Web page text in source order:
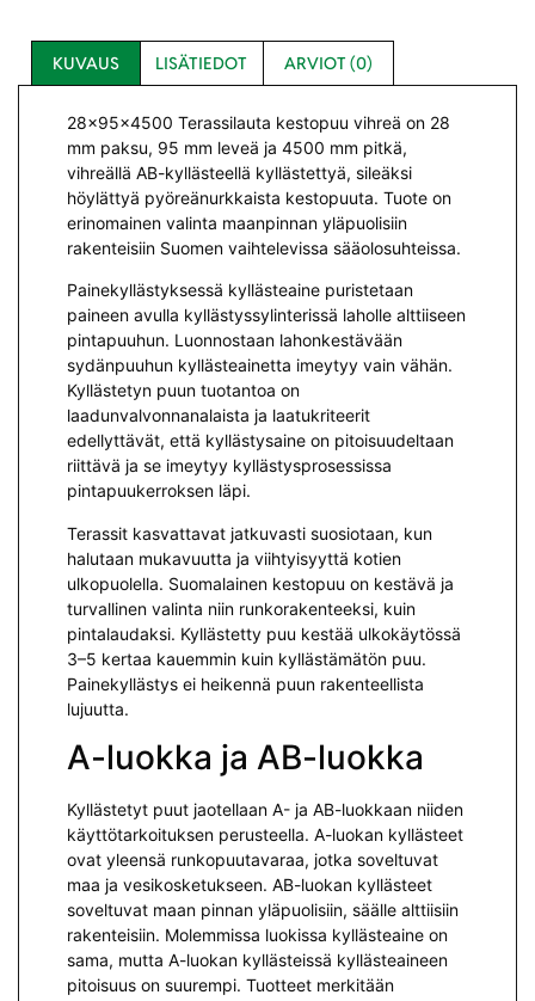
KUVAUS LISÄTIEDOT ARVIOT (0)
28x95x4500 Terassilauta kestopuu vihreä on 28
mm paksu, 95 mm leveä ja 4500 mm pitkä,
vihreällä AB-kyllästeellä kyllästettyä, sileäksi
höylättyä pyöreänurkkaista kestopuuta. Tuote on
erinomainen valinta maanpinnan yläpuolisiin
rakenteisiin Suomen vaihtelevissa sääolosuhteissa.
Painekyllästyksessä kyllästeaine puristetaan
paineen avulla kyllästyssylinterissä laholle alttiiseen
pintapuuhun. Luonnostaan lahonkestävään
sydänpuuhun kyllästeainetta imeytyy vain vähän.
Kyllästetyn puun tuotantoa on
laadunvalvonnanalaista ja laatukriteerit
edellyttävät, että kyllästysaine on pitoisuudeltaan
riittävä ja se imeytyy kyllästysprosessissa
pintapuukerroksen läpi.
Terassit kasvattavat jatkuvasti suosiotaan, kun
halutaan mukavuutta ja viihtyisyyttä kotien
ulkopuolella. Suomalainen kestopuu on kestävä ja
turvallinen valinta niin runkorakenteeksi, kuin
pintalaudaksi. Kyllästetty puu kestää ulkokäytössä
3–5 kertaa kauemmin kuin kyllästämätön puu.
Painekyllästys ei heikennä puun rakenteellista
lujuutta.
A-luokka ja AB-luokka
Kyllästetyt puut jaotellaan A- ja AB-luokkaan niiden
käyttötarkoituksen perusteella. A-luokan kyllästeet
ovat yleensä runkopuutavaraa, jotka soveltuvat
maa ja vesikosketukseen. AB-luokan kyllästeet
soveltuvat maan pinnan yläpuolisiin, säälle alttiisiin
rakenteisiin. Molemmissa luokissa kyllästeaine on
sama, mutta A-luokan kyllästeissä kyllästeaineen
pitoisuus on suurempi. Tuotteet merkitään